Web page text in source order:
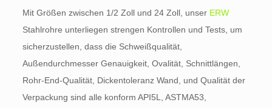
Mit Größen zwischen 1/2 Zoll und 24 Zoll, unser ERW
Stahlrohre unterliegen strengen Kontrollen und Tests, um
sicherzustellen, dass die Schweißqualität,
Außendurchmesser Genauigkeit, Ovalität, Schnittlängen,
Rohr-End-Qualität, Dickentoleranz Wand, und Qualität der
Verpackung sind alle konform API5L, ASTMA53,